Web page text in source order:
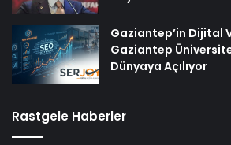
Rastgele Haberler
İzmir’deki eski DGM binaları
Nişantaşı Üniversitesi’nden 2026
Güvence: Sabit Ücret ve Kesintisiz